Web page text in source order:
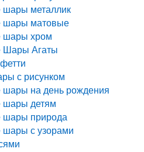
металлик
шары матовые
шары хром
Шары Агаты
с рисунком
на день рождения
шары детям
шары природа
с узорами